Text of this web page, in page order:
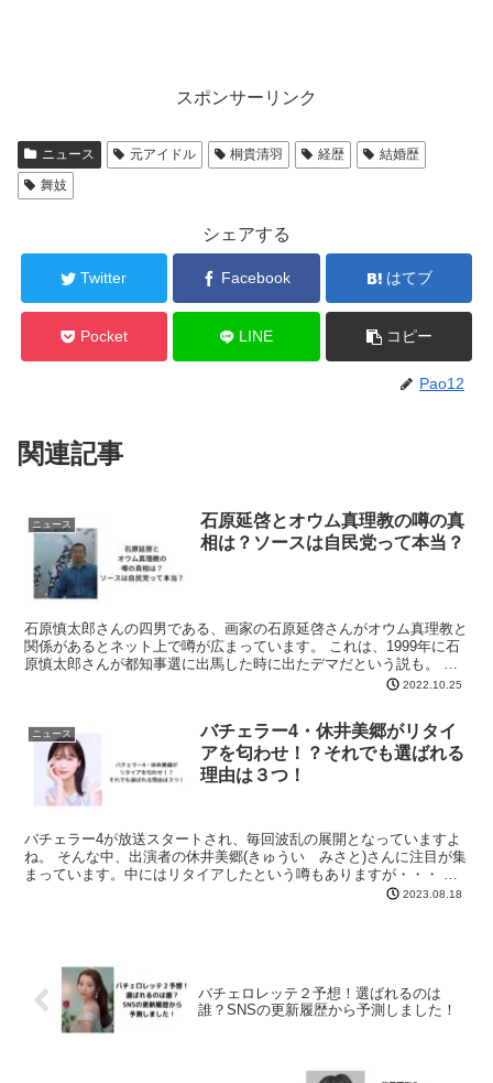
スポンサーリンク
ニュース 元アイドル 桐貴清羽 経歴
結婚歴
舞妓
シェアする
Twitter Facebook はてブ
Pocket LINE コピー
Pao12
関連記事
ニュース
石原延啓とオウム真理教の噂の真
相は？ソースは自民党って本当？
石原慎太郎さんの四男である、画家の石原延啓さんがオウム真理教と
関係があるとネット上で噂が広まっています。 これは、1999年に石
原慎太郎さんが都知事選に出馬した時に出たデマだという説も。 こ
2022.10.25
ニュース
バチェラー4・休井美郷がリタイ
アを匂わせ！？それでも選ばれる
理由は３つ！
バチェラー4が放送スタートされ、毎回波乱の展開となっていますよ
ね。 そんな中、出演者の休井美郷(きゅうい みさと)さんに注目が集
まっています。中にはリタイアしたという噂もありますが・・・ 今
回は、休井美郷さんのリタイア説や、選ばれる理由につ... 2023.08.18
バチェロレッテ２予想！選ばれるのは
誰？SNSの更新履歴から予測しました！